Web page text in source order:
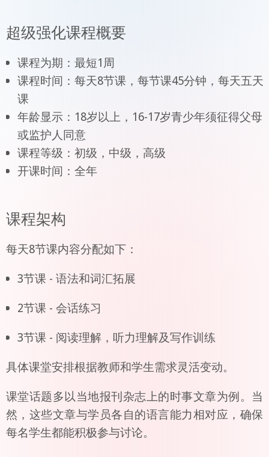
超级强化课程概要
课程为期：最短1周
课程时间：每天8节课，每节课45分钟，每天五天
课
年龄显示：18岁以上，16-17岁青少年须征得父母
或监护人同意
课程等级：初级，中级，高级
开课时间：全年
课程架构
每天8节课内容分配如下：
3节课 - 语法和词汇拓展
2节课 - 会话练习
3节课 - 阅读理解，听力理解及写作训练
具体课堂安排根据教师和学生需求灵活变动。
课堂话题多以当地报刊杂志上的时事文章为例。当
然，这些文章与学员各自的语言能力相对应，确保
每名学生都能积极参与讨论。